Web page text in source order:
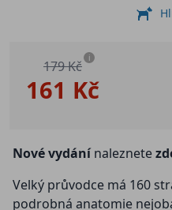
161 Kč
179 Kč i
Nové vydánínaleznete
Velký průvodce má 160
podrobná anatomie